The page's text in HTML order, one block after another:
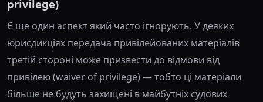
privilege)
Є ще один аспект який часто ігнорують. У деяких
юрисдикціях передача привілейованих матеріалів
третій стороні може призвести до відмови від
привілею (waiver of privilege) — тобто ці матеріали
більше не будуть захищені в майбутніх судових